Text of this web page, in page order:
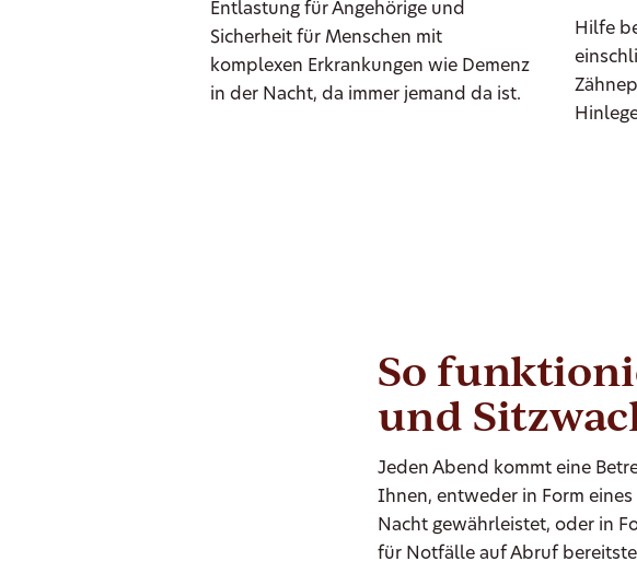
Entlastung für Angehörige und
Sicherheit für Menschen mit
komplexen Erkrankungen wie Demenz
in der Nacht, da immer jemand da ist.
Hilfe
So
und
Jeden Abend kommt eine
Ihnen, entweder in Form
Nacht gewährleistet, oder in
für Notfälle auf Abruf